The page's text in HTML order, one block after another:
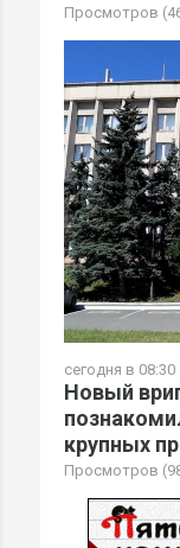
Просмотров
сегодня в 08:30
Новый
крупных
Просмотров